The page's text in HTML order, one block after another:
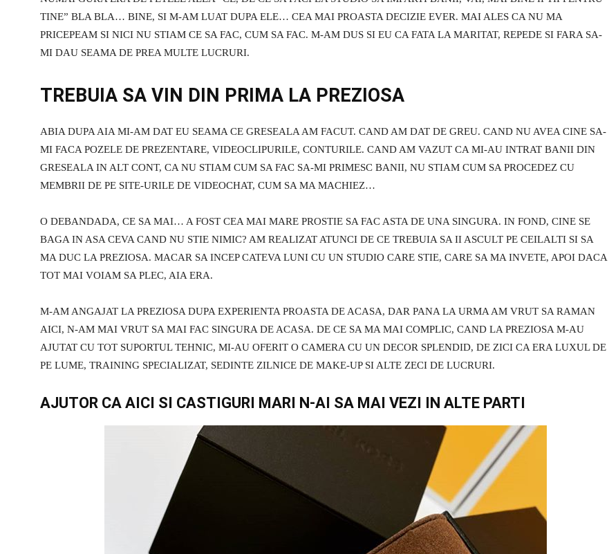
TINE” BLA BLA… BINE, SI M-AM LUAT DUPA ELE… CEA MAI PROASTA DECIZIE EVER. MAI ALES CA NU MA
PRICEPEAM SI NICI NU STIAM CE SA FAC, CUM SA FAC. M-AM DUS SI EU CA FATA LA MARITAT, REPEDE SI FARA SA-
MI DAU SEAMA DE PREA MULTE LUCRURI.
TREBUIA SA VIN DIN PRIMA LA PREZIOSA
ABIA DUPA AIA MI-AM DAT EU SEAMA CE GRESEALA AM FACUT. CAND AM DAT DE GREU. CAND NU AVEA CINE SA-
MI FACA POZELE DE PREZENTARE, VIDEOCLIPURILE, CONTURILE. CAND AM VAZUT CA MI-AU INTRAT BANII DIN
GRESEALA IN ALT CONT, CA NU STIAM CUM SA FAC SA-MI PRIMESC BANII, NU STIAM CUM SA PROCEDEZ CU
MEMBRII DE PE SITE-URILE DE VIDEOCHAT, CUM SA MA MACHIEZ…
O DEBANDADA, CE SA MAI… A FOST CEA MAI MARE PROSTIE SA FAC ASTA DE UNA SINGURA. IN FOND, CINE SE
BAGA IN ASA CEVA CAND NU STIE NIMIC? AM REALIZAT ATUNCI DE CE TREBUIA SA II ASCULT PE CEILALTI SI SA
MA DUC LA PREZIOSA. MACAR SA INCEP CATEVA LUNI CU UN STUDIO CARE STIE, CARE SA MA INVETE, APOI DACA
TOT MAI VOIAM SA PLEC, AIA ERA.
M-AM ANGAJAT LA PREZIOSA DUPA EXPERIENTA PROASTA DE ACASA, DAR PANA LA URMA AM VRUT SA RAMAN
AICI, N-AM MAI VRUT SA MAI FAC SINGURA DE ACASA. DE CE SA MA MAI COMPLIC, CAND LA PREZIOSA M-AU
AJUTAT CU TOT SUPORTUL TEHNIC, MI-AU OFERIT O CAMERA CU UN DECOR SPLENDID, DE ZICI CA ERA LUXUL DE
PE LUME, TRAINING SPECIALIZAT, SEDINTE ZILNICE DE MAKE-UP SI ALTE ZECI DE LUCRURI.
AJUTOR CA AICI SI CASTIGURI MARI N-AI SA MAI VEZI IN ALTE PARTI